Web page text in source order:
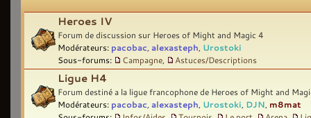
Heroes IV
Forum de discussion sur Heroes of Might and Magic 4
Modérateurs: pacobac alexasteph Urostoki
Sous-forums:
Campagne Astuces/Descriptions
Ligue H4
Forum destiné a la ligue francophone de Heroes of Might and
Modérateurs: pacobac alexasteph Urostoki DJN m8mat